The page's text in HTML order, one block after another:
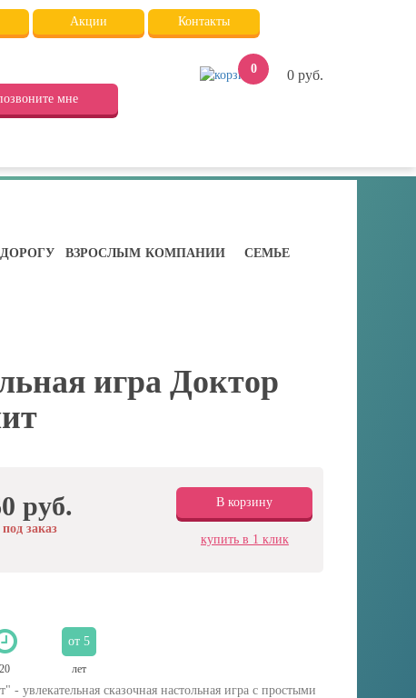
Акции Контакты
мне
0 0 руб.
ВЗРОСЛЫМ КОМПАНИИ СЕМЬЕ
игра Доктор
руб.
под заказ
В корзину
купить в 1 клик
20
от 5
лет
- увлекательная сказочная настольная игра с простыми